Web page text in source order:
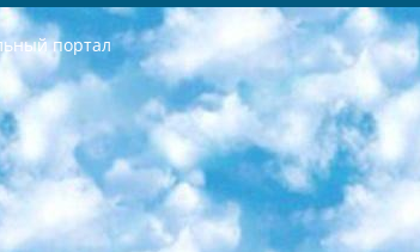
портал
образовательных учреждениях. научно-практический центр квалификации и международной оценки (Д.Давидова) 2024 г. До 25 марта: задания по предметам, по которым будет проводиться итоговая аттестация разработка и утверждение технических условий; итоговая аттестация на основании разработанного предметного задания разработка вопросов по предметам (устно и письменно), экзамен передача; общеобразовательные средние школы и специальные учебные заведения учащиеся выпускных классов школ и интернатов в агентской системе подготовка базы данных экзаменационных материалов и критериев оценки; перевод базы экзаменационных материалов на все языки обучения подать в Республиканский образовательный центр для изготовления; варианты экзаменов на основе разработанных контрольных материалов пусть будут поставлены задачи формирования. 3. Республиканский образовательный центр (Ш.Худайкулов) до 5 апреля 2024 года. до: база данных предоставленных экзаменационных материалов на все языки обучения перевод и экспертиза; для слепых, слабовидящих, глухих, слабослышащих и умственно отсталых детей учащиеся выпускных классов специализированных школ и школ-интернатов база данных экзаменационных материалов на всех преподаваемых языках подготовка критериев оценки; специализированные школы для умственно отсталых детей и технологии для учащихся выпускных классов школ-интернатов разработка соответствующих рекомендаций и критериев проведения ЕГЭ по естествознанию давать задания. 4. Педагогический при специализированных образовательных учреждениях. Научно-практический центр навыков и международной оценки (Д.Давидова), Республика образовательный центр (Худайкулов Ш.) итоговый государственный аттестационный экзамен ориентирован на творческое и логическое мышление при подготовке базы материалов учитывать введение заданий. 5. Следует отметить, что: сертификат государственного образца о знании общеобразовательного предмета и как минимум национальный уровень B1 по предметам на иностранных языках, указанным в Приложении 2. или международно признанный сертификат эквивалентного уровня студенты, изучающие определенный предмет, освобождаются от экзамена; по соответствующим предметам запланирована итоговая государственная аттестация за день до дня, путем жеребьевки Рабочей группой (в письменной форме по предметам, проводимым в форме) из числа сформированных вариантов выбрано 2 варианта; 2 выбранных варианта экзамена анонсированы на официальном сайте министерства и все выпускники по всей стране на основе этих вариантов проводит итоговую государственную аттестацию. 6. Государственное образование учащихся средних общеобразовательных учреждений. знания в соответствии с квалификационными требованиями, которые необходимо приобрести на основании стандартов итоговый (выпускной) контроль для 9 и 11 классов в целях тестирования Экзамены (далее – экзамены) состоят из предметов, перечисленных в приложении 1. будет сделано. 7. Экзамены пройдут с 26 мая по 15 июня 2024 г. (кроме науки физического воспитания). 8. Физическая для учащихся 9 классов общесредних образовательных учреждений. Экзамены по предмету «Образование, квалификация медицина» 1-6 мая 2024 года. сотрудники перевести под присмотр (с отклонениями в физическом или умственном развитии) специализированная школа для детей, школы-интернаты и со сколиозом школы-интернаты санаторного типа для больных детей исключены). 9. Он был слепым, слабовидящим и имел нарушения опорно-двигательного аппарата. экзамены в специализированных школах и